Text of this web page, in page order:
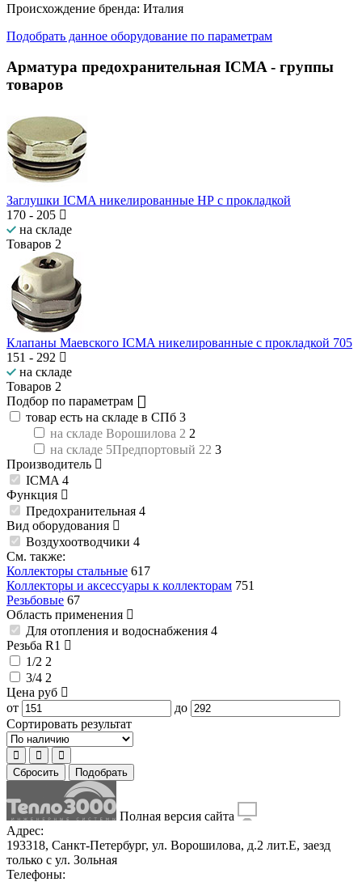
Происхождение бренда: Италия
Подобрать данное оборудование по параметрам
Арматура предохранительная ICMA- группы
товаров
Заглушки ICMA никелированные НР с прокладкой
170 - 205
на складе
Товаров 2
Клапаны Маевского ICMA никелированные с прокладкой 705
151 - 292
на складе
Товаров 2
Подбор по параметрам
товар есть на складе в СПб 3
на складе Ворошилова 2 2
на складе 5Предпортовый 22 3
Производитель
ICMA 4
Функция
Предохранительная 4
Вид оборудования
Воздухоотводчики 4
См. также:
Коллекторы стальные 617
Коллекторы и аксессуары к коллекторам 751
Резьбовые 67
Область применения
Для отопления и водоснабжения 4
Резьба R1
1/2 2
3/4 2
Цена руб
от
до
Сортировать результат
Сбросить Подобрать
Полная версия сайта
Адрес:
193318, Санкт-Петербург, ул. Ворошилова, д.2 лит.Е, заезд
только с ул. Зольная
Телефоны: